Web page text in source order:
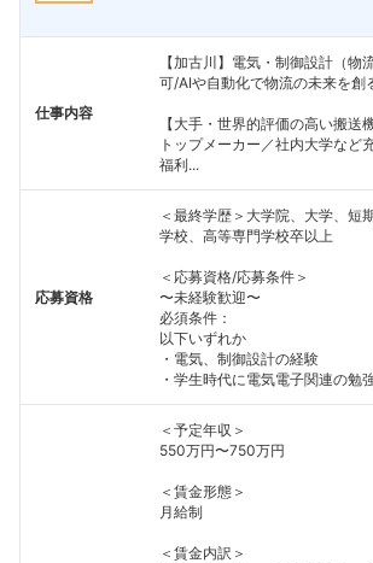
仕事内容
【加古川】電気・制御設計（物
可/AIや自動化で物流の未来を創
【大手・世界的評価の高い搬送
トップメーカー／社内大学など
福利...
応募資格
＜最終学歴＞大学院、大学、短
学校、高等専門学校卒以上
＜応募資格/応募条件＞
〜未経験歓迎〜
必須条件：
以下いずれか
・電気、制御設計の経験
・学生時代に電気電子関連の勉
＜予定年収＞
550万円〜750万円
＜賃金形態＞
月給制
＜賃金内訳＞